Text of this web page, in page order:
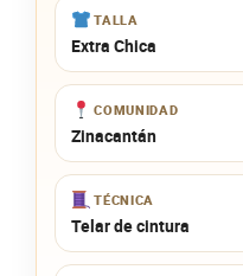
TALLA
Extra Chica
COMUNIDAD
Zinacantán
TÉCNICA
Telar de cintura